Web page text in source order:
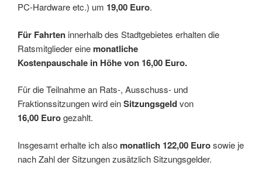
PC-Hardware etc.) um 19,00 Euro.
Für Fahrten innerhalb des Stadtgebietes erhalten die
Ratsmitglieder eine monatliche
Kostenpauschale in Höhe von 16,00 Euro.
Für die Teilnahme an Rats-, Ausschuss- und
Fraktionssitzungen wird einSitzungsgeldvon
16,00 Eurogezahlt.
Insgesamt erhalte ich also monatlich 122,00 Eurosowie je
nach Zahl der Sitzungen zusätzlich Sitzungsgelder.